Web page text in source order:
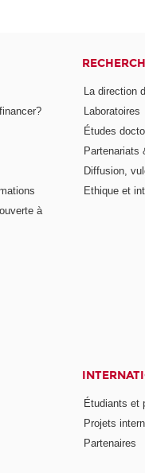
à
La direction
Laboratoires
Études
Partenariats
Diffusion,
Ethique et
Étudiants et
Projets
Partenaires